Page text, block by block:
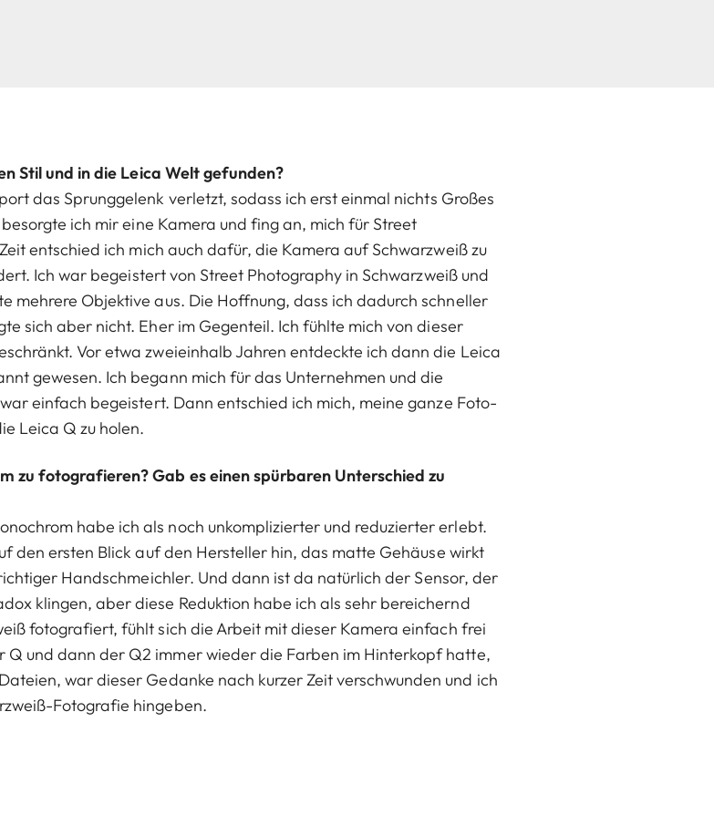
Stil und in die Leica Welt gefunden?
das Sprunggelenk verletzt, sodass ich erst einmal nichts Großes
ich mir eine Kamera und fing an, mich für Street
entschied ich mich auch dafür, die Kamera auf Schwarzweiß zu
Ich war begeistert von Street Photography in Schwarzweiß und
mehrere Objektive aus. Die Hoffnung, dass ich dadurch schneller
sich aber nicht. Eher im Gegenteil. Ich fühlte mich von dieser
Vor etwa zweieinhalb Jahren entdeckte ich dann die Leica
gewesen. Ich begann mich für das Unternehmen und die
einfach begeistert. Dann entschied ich mich, meine ganze Foto-
Leica Q zu holen.
zu fotografieren? Gab es einen spürbaren Unterschied zu
habe ich als noch unkomplizierter und reduzierter erlebt.
den ersten Blick auf den Hersteller hin, das matte Gehäuse wirkt
Handschmeichler. Und dann ist da natürlich der Sensor, der
klingen, aber diese Reduktion habe ich als sehr bereichernd
fotografiert, fühlt sich die Arbeit mit dieser Kamera einfach frei
Q und dann der Q2 immer wieder die Farben im Hinterkopf hatte,
war dieser Gedanke nach kurzer Zeit verschwunden und ich
Fotografie hingeben.